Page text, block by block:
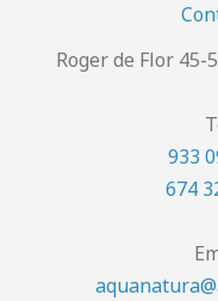
Roger de Flor 45-
933
674